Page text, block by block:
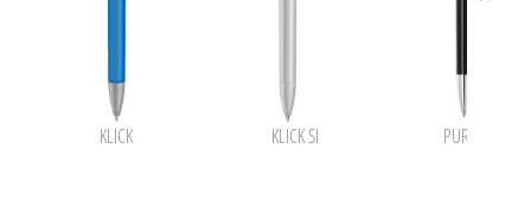
KLICK KLICK SI PUR SI